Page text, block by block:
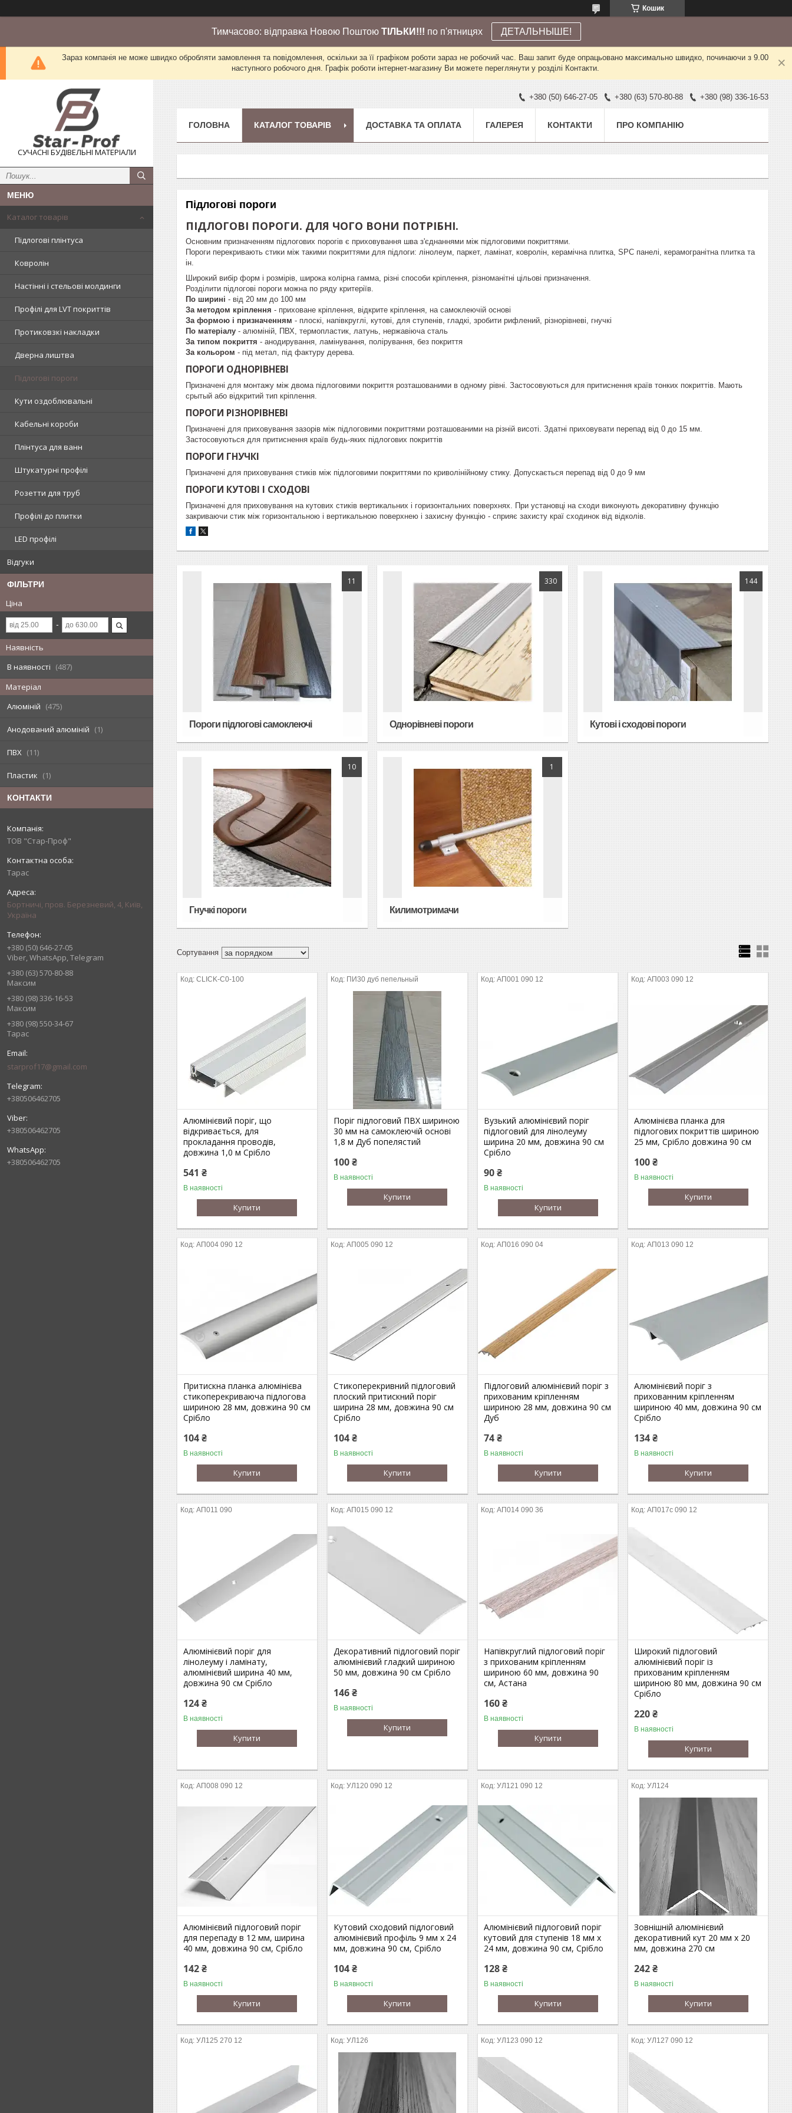
Кошик
Тимчасово: відправка Новою Поштою ТІЛЬКИ!!! по п'ятницях ДЕТАЛЬНЫШЕ!
Зараз компанія не може швидко обробляти замовлення та повідомлення, оскільки за її графіком роботи зараз не робочий час. Ваш запит буде опрацьовано максимально швидко, починаючи з 9.00
наступного робочого дня. Графік роботи інтернет-магазину Ви можете переглянути у розділі Контакти.
СУЧАСНІ БУДІВЕЛЬНІ МАТЕРІАЛИ
Каталог товарів
Підлогові плінтуса
Ковролін
Настінні і стельові молдинги
Профілі для LVT покриттів
Протиковзкі накладки
Дверна лиштва
Підлогові пороги
Кути оздоблювальні
Кабельні короби
Плінтуса для ванн
Штукатурні профілі
Розетти для труб
Профілі до плитки
LED профілі
Відгуки
ФІЛЬТРИ
Ціна
Наявність
В наявності
487
Матеріал
Алюміній
475
Анодований алюміній 1
ПВХ 11
Пластик 1
КОНТАКТИ
ТОВ "Стар-Проф"
Тарас
Бортничі, пров. Березневий, 4, Київ,
Україна
+380 (50) 646-27-05
Viber, WhatsApp, Telegram
+380 (63) 570-80-88
Максим
+380 (98) 336-16-53
Максим
+380 (98) 550-34-67
Тарас
starprof17@gmail.com
+380506462705
+380506462705
+380506462705
+380 (50) 646-27-05 +380 (63) 570-80-88 +380 (98) 336-16-53
ГОЛОВНА КАТАЛОГ ТОВАРІВ ДОСТАВКА ТА ОПЛАТА ГАЛЕРЕЯ КОНТАКТИ ПРО КОМПАНІЮ
Підлогові пороги
ПІДЛОГОВІ ПОРОГИ. ДЛЯ ЧОГО ВОНИ ПОТРІБНІ.
Основним призначенням підлогових порогів є приховування шва з'єднаннями між підлоговими покриттями.
Пороги перекривають стики між такими покриттями для підлоги: лінолеум, паркет, ламінат, ковролін, керамічна плитка, SPC панелі, керамогранітна плитка та
ін.
Широкий вибір форм і розмірів, широка колірна гамма, різні способи кріплення, різноманітні цільові призначення.
Розділити підлогові пороги можна по ряду критеріїв.
По ширині - від 20 мм до 100 мм
За методом кріплення - приховане кріплення, відкрите кріплення, на самоклеючій основі
За формою і призначенням - плоскі, напівкруглі, кутові, для ступенів, гладкі, зробити рифлений, різнорівневі, гнучкі
По матеріалу - алюміній, ПВХ, термопластик, латунь, нержавіюча сталь
За типом покриття - анодирування, ламінування, полірування, без покриття
За кольором - під метал, під фактуру дерева.
ПОРОГИ ОДНОРІВНЕВІ
Призначені для монтажу між двома підлоговими покриття розташованими в одному рівні. Застосовуються для притиснення країв тонких покриттів. Мають
срытый або відкритий тип кріплення.
ПОРОГИ РІЗНОРІВНЕВІ
Призначені для приховування зазорів між підлоговими покриттями розташованими на різній висоті. Здатні приховувати перепад від 0 до 15 мм.
Застосовуються для притиснення країв будь-яких підлогових покриттів
ПОРОГИ ГНУЧКІ
Призначені для приховування стиків між підлоговими покриттями по криволінійному стику. Допускається перепад від 0 до 9 мм
ПОРОГИ КУТОВІ І СХОДОВІ
Призначені для приховування на кутових стиків вертикальних і горизонтальних поверхнях. При установці на сходи виконують декоративну функцію
закриваючи стик між горизонтальною і вертикальною поверхнею і захисну функцію - сприяє захисту краї сходинок від відколів.
11
Пороги підлогові самоклеючі
330
Однорівневі пороги
144
Кутові і сходові пороги
10
Гнучкі пороги
1
Килимотримачи
CLICK-C0-100
Алюмінієвий поріг, що
відкривається, для
прокладання проводів,
довжина 1,0 м Срібло
541 ₴
В наявності
Купити
ПИ30 дуб пепельный
Поріг підлоговий ПВХ шириною
30 мм на самоклеючій основі
1,8 м Дуб попелястий
100 ₴
В наявності
Купити
АП001 090 12
Вузький алюмінієвий поріг
підлоговий для лінолеуму
ширина 20 мм, довжина 90 см
Срібло
90 ₴
В наявності
Купити
АП003 090 12
Алюмінієва планка для
підлогових покриттів шириною
25 мм, Срібло довжина 90 см
100 ₴
В наявності
Купити
АП004 090 12
Притискна планка алюмінієва
стикоперекриваюча підлогова
шириною 28 мм, довжина 90 см
Срібло
104 ₴
В наявності
Купити
АП005 090 12
Стикоперекривний підлоговий
плоский притискний поріг
ширина 28 мм, довжина 90 см
Срібло
104 ₴
В наявності
Купити
АП016 090 04
Підлоговий алюмінієвий поріг з
прихованим кріпленням
шириною 28 мм, довжина 90 см
Дуб
74 ₴
В наявності
Купити
АП013 090 12
Алюмінієвий поріг з
прихованним кріпленням
шириною 40 мм, довжина 90 см
Срібло
134 ₴
В наявності
Купити
АП011 090
Алюмінієвий поріг для
лінолеуму і ламінату,
алюмінієвий ширина 40 мм,
довжина 90 см Срібло
124 ₴
В наявності
Купити
АП015 090 12
Декоративний підлоговий поріг
алюмінієвий гладкий шириною
50 мм, довжина 90 см Срібло
146 ₴
В наявності
Купити
АП014 090 36
Напівкруглий підлоговий поріг
з прихованим кріпленням
шириною 60 мм, довжина 90
см, Астана
160 ₴
В наявності
Купити
АП017с 090 12
Широкий підлоговий
алюмінієвий поріг із
прихованим кріпленням
шириною 80 мм, довжина 90 см
Срібло
220 ₴
В наявності
Купити
АП008 090 12
Алюмінієвий підлоговий поріг
для перепаду в 12 мм, ширина
40 мм, довжина 90 см, Срібло
142 ₴
В наявності
Купити
УЛ120 090 12
Кутовий сходовий підлоговий
алюмінієвий профіль 9 мм х 24
мм, довжина 90 см, Срібло
104 ₴
В наявності
Купити
УЛ121 090 12
Алюмінієвий підлоговий поріг
кутовий для ступенів 18 мм х
24 мм, довжина 90 см, Срібло
128 ₴
В наявності
Купити
УЛ124
Зовнішній алюмінієвий
декоративний кут 20 мм х 20
мм, довжина 270 см
242 ₴
В наявності
Купити
УЛ125 270 12 УЛ126 УЛ123 090 12 УЛ127 090 12